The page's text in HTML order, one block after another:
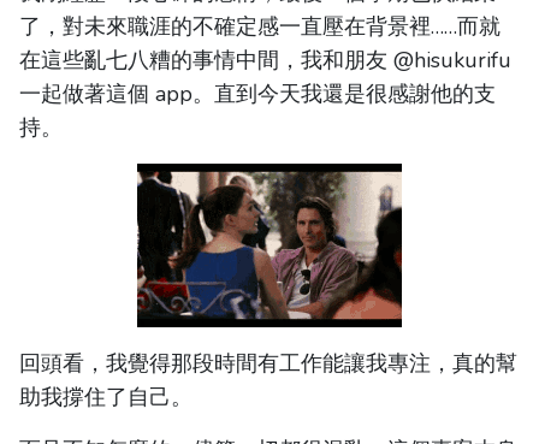
了，對未來職涯的不確定感一直壓在背景裡……而就
在這些亂七八糟的事情中間，我和朋友 @hisukurifu
一起做著這個 app。直到今天我還是很感謝他的支
持。
回頭看，我覺得那段時間有工作能讓我專注，真的幫
助我撐住了自己。